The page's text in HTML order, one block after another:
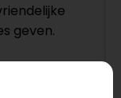
geven.